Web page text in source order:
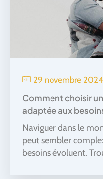
29 novembre 2024
Comment choisir
adaptée aux
Naviguer dans le
peut sembler
besoins évoluent.